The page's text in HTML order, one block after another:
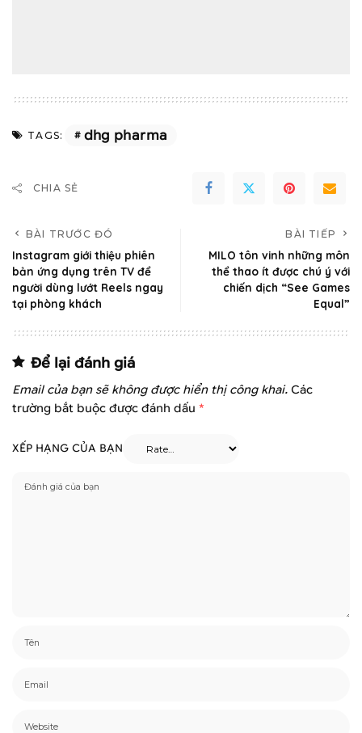
TAGS: dhg pharma
CHIA SẺ
BÀI TRƯỚC ĐÓ
Instagram giới thiệu phiên
bản ứng dụng trên TV để
người dùng lướt Reels ngay
tại phòng khách
BÀI TIẾP
MILO tôn vinh những môn
thể thao ít được chú ý với
chiến dịch “See Games
Equal”
Để lại đánh giá
Email của bạn sẽ không được hiển thị công khai. Các
trường bắt buộc được đánh dấu *
XẾP HẠNG CỦA BẠN